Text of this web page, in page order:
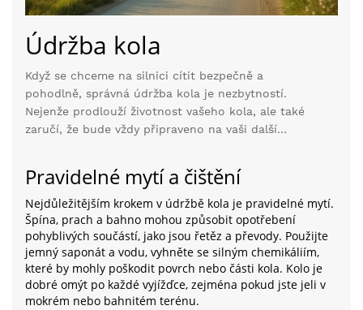
Údržba kola
Když se chceme na silnici cítit bezpečně a
pohodlně, správná údržba kola je nezbytností.
Nejenže prodlouží životnost vašeho kola, ale také
zaručí, že bude vždy připraveno na vaši další
jednoduchých kroků a nástrojů.
Pravidelné mytí a čištění
Nejdůležitějším krokem v údržbě kola je pravidelné mytí.
Špína, prach a bahno mohou způsobit opotřebení
pohyblivých součástí, jako jsou řetěz a převody. Použijte
jemný saponát a vodu, vyhněte se silným chemikáliím,
které by mohly poškodit povrch nebo části kola. Kolo je
dobré omýt po každé vyjížďce, zejména pokud jste jeli v
mokrém nebo bahnitém terénu.